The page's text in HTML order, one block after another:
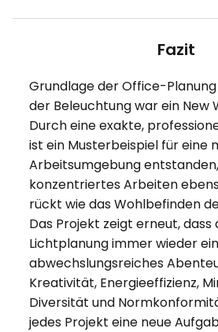
Fazit
Grundlage der Office-
der Beleuchtung war ein New
Durch eine exakte,
ist ein Musterbeispiel für eine
Arbeitsumgebung
konzentriertes Arbeiten
rückt wie das Wohlbefinden
Das Projekt zeigt erneut, dass
Lichtplanung immer wieder ein
abwechslungsreiches
Kreativität, Energieeffizienz,
Diversität und
jedes Projekt eine neue